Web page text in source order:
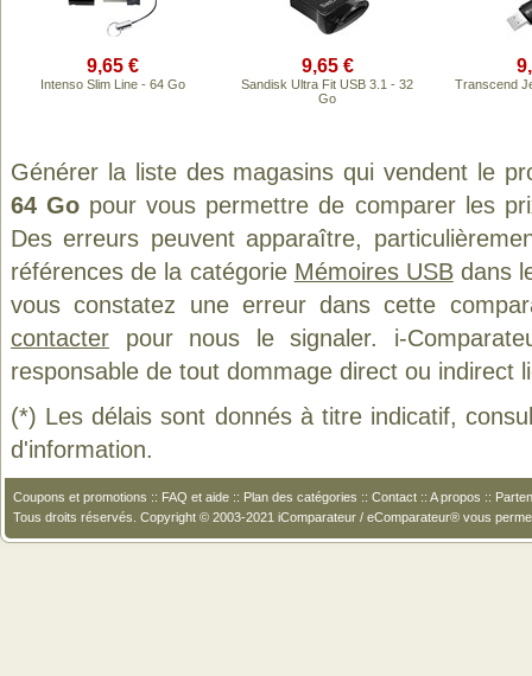
9,65 €
Intenso Slim Line - 64 Go
9,65 €
Sandisk Ultra Fit USB 3.1 - 32
Go
Transcend
Générer la liste des magasins qui vendent le
64 Go pour vous permettre de comparer les
Des erreurs peuvent apparaître,
références de la catégorie Mémoires USBdans
vous constatez une erreur dans cette
contacter pour nous le signaler. i-
responsable de tout dommage direct ou indirect
(*) Les délais sont donnés à titre indicatif,
d'information.
Coupons et promotions :: FAQ et aide :: Plan des catégories :: Contact :: A propos ::
Tous droits réservés. Copyright © 2003-2021 iComparateur / eComparateur® vous